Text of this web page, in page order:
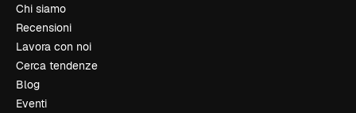
Chi siamo
Recensioni
Lavora con noi
Cerca tendenze
Blog
Eventi